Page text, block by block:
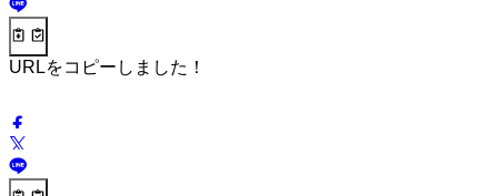
URLをコピーしました！